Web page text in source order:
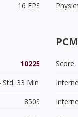
16 FPS
10225
Std. 33 Min.
8509
Score